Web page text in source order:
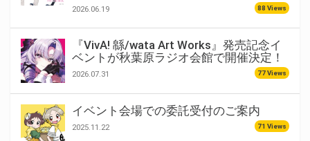
2026.06.19 88 Views
『VivA! 緜/wata Art Works』発売記念イ
ベントが秋葉原ラジオ会館で開催決定！
2026.07.31 77 Views
イベント会場での委託受付のご案内
2025.11.22 71 Views